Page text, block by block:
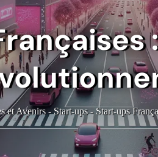
et Avenirs - Start-ups - Start-ups